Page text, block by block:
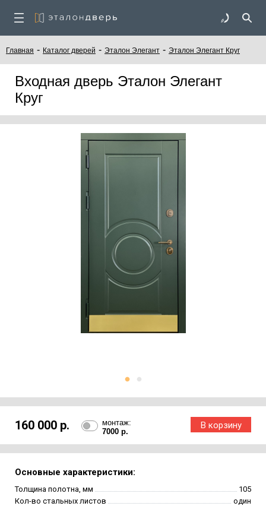
Главная - Каталог дверей - Эталон Элегант - Эталон Элегант Круг
Входная дверь Эталон Элегант
Круг
160 000 р.
монтаж:
7000 р.
Основные характеристики:
Толщина полотна, мм
105
Кол-во стальных листов
один